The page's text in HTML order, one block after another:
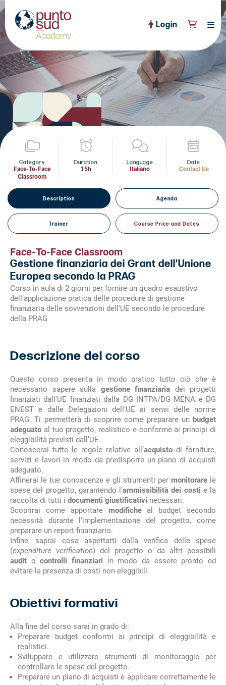
About Us
PuntoSud Website
OPEN COURSES View All
CERTIFICATE PROGRAMS View All
FULL CATALOGUE View All
Tailored Courses
Live Helpdesk
Community
Login
Category
Face-To-Face
Classroom
Duration
15h
Language
Italiano
Date
Contact Us
Description Agenda
Trainer Course Price and Dates
Face-To-Face Classroom
Gestione finanziaria dei Grant dell'Unione
Europea secondo la PRAG
Corso in aula di 2 giorni per fornire un quadro esaustivo
dell’applicazione pratica delle procedure di gestione
finanziaria delle sovvenzioni dell’UE secondo le procedure
della PRAG
Descrizione del corso
Questo corso presenta in modo pratico tutto ciò che è
necessario sapere sulla gestione finanziaria dei progetti
finanziati dall'UE finanziati dalla DG INTPA/DG MENA e DG
ENEST e dalle Delegazioni dell'UE ai sensi delle norme
PRAG. Ti permetterà di scoprire come preparare un budget
adeguato al tuo progetto, realistico e conforme ai principi di
eleggibilità previsti dall’UE.
Conoscerai tutte le regole relative all’acquisto di forniture,
servizi e lavori in modo da predisporre un piano di acquisti
adeguato.
Affinerai le tue conoscenze e gli strumenti per monitorare le
spese del progetto, garantendo l'ammissibilità dei costi e la
raccolta di tutti i documenti giustificativi necessari.
Scoprirai come apportare modificheal budget secondo
necessità durante l'implementazione del progetto, come
preparare un report finanziario.
Infine, saprai cosa aspettarti dalla verifica delle spese
(expenditure verification) del progetto o da altri possibili
audit ocontrolli finanziari in modo da essere pronto ed
evitare la presenza di costi non eleggibili.
Obiettivi formativi
Alla fine del corso sarai in grado di:
Preparare budget conformi ai principi di eleggibilità e
realistici.
Sviluppare e utilizzare strumenti di monitoraggio per
controllare le spese del progetto.
Preparare un piano di acquisti e applicare correttamente le